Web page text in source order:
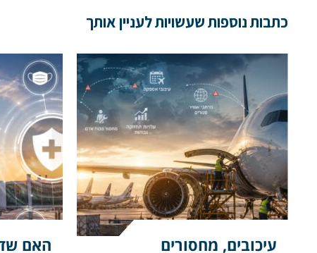
כתבות נוספות שעשויות לעניין אותך
עיכובים, מחסורים
האם